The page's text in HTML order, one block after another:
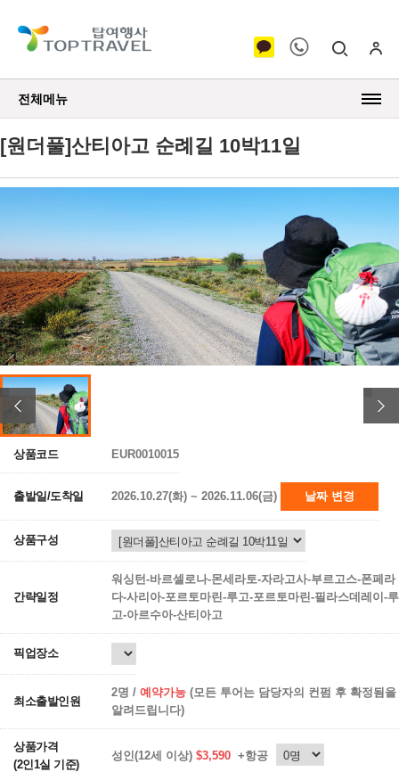
전체메뉴
[원더풀]산티아고 순례길 10박11일
상품코드 EUR0010015
출발일/도착일 2026.10.27(화) ~ 2026.11.06(금) 날짜 변경
상품구성
간략일정
워싱턴-바르셀로나-몬세라토-자라고사-부르고스-폰페라
다-사리아-포르토마린-루고-포르토마린-필라스데레이-루
고-아르수아-산티아고
픽업장소
최소출발인원
2명 / 예약가능 (모든 투어는 담당자의 컨펌 후 확정됨을
알려드립니다)
상품가격
(2인1실 기준)
성인(12세 이상) $3,590 +항공